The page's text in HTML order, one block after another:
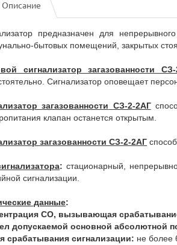
Описание
предназначен для
бытовых помещений, закрытых
сигнализатор загазованности СЗ-
Сигнализатор оповещает
загазованности СЗ-2-2АГ
клапан останется открытым.
загазованности СЗ-2-2АГ
: стационарный,
сигнализации.
данные:
СО, вызывающая
допускаемой основной абсолютной
срабатывания сигнализации: не более